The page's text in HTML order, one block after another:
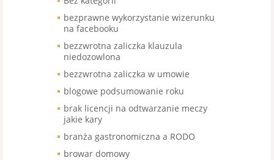
bezprawne wykorzystanie wizerunku
na facebooku
bezzwrotna zaliczka klauzula
niedozowlona
bezzwrotna zaliczka w umowie
blogowe podsumowanie roku
brak licencji na odtwarzanie meczy
jakie kary
branża gastronomiczna a RODO
browar domowy